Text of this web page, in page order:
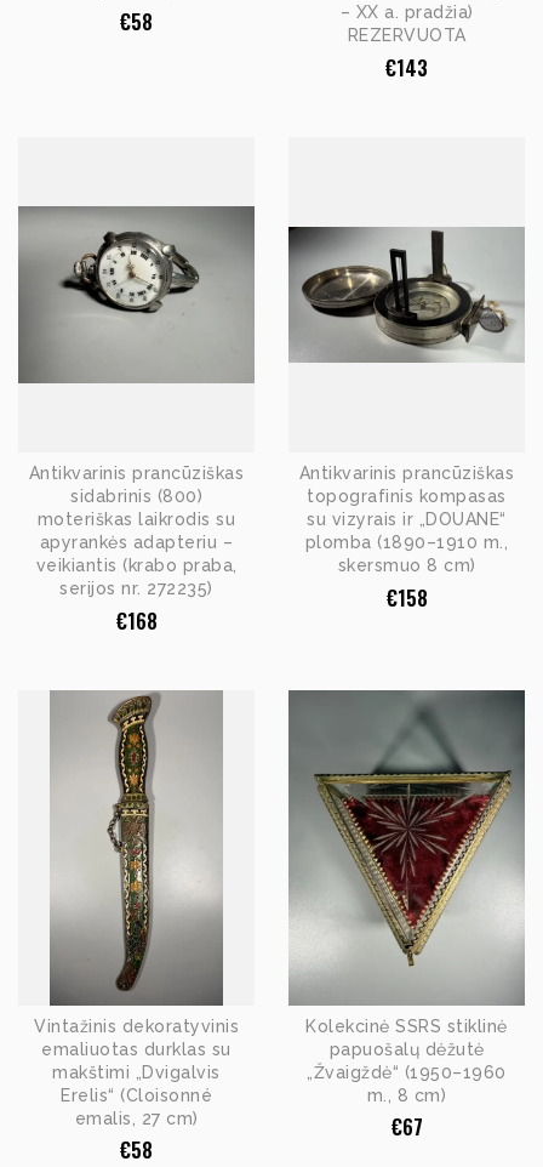
€58
– XX a. pradžia)
REZERVUOTA
€143
Antikvarinis prancūziškas
sidabrinis (800)
moteriškas laikrodis su
apyrankės adapteriu –
veikiantis (krabo praba,
serijos nr. 272235)
€168
Antikvarinis prancūziškas
topografinis kompasas
su vizyrais ir „DOUANE“
plomba (1890–1910 m.,
skersmuo 8 cm)
€158
Vintažinis dekoratyvinis
emaliuotas durklas su
makštimi „Dvigalvis
Erelis“ (Cloisonné
emalis, 27 cm)
€58
Kolekcinė SSRS stiklinė
papuošalų dėžutė
„Žvaigždė“ (1950–1960
m., 8 cm)
€67